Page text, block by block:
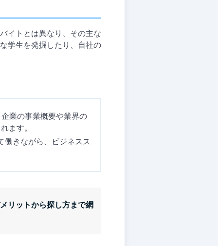
イトとは異なり、その主な
学生を発掘したり、自社の
業の事業概要や業界の
ます。
働きながら、ビジネスス
リットから探し方まで網